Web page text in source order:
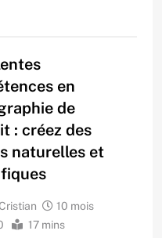
en
de
: créez des
naturelles et
10 mois
17 mins